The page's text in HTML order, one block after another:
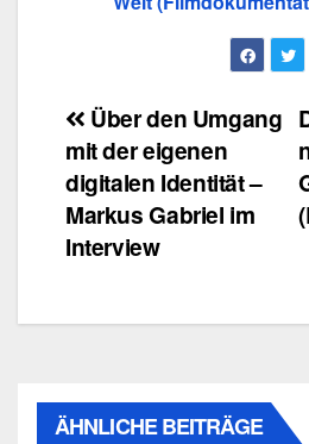
Über den Umgang
mit der eigenen
digitalen Identität –
Markus Gabriel im
Interview
ÄHNLICHE BEITRÄGE